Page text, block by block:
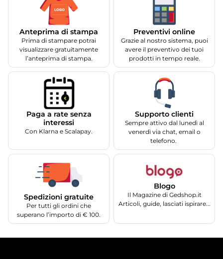
Anteprima di stampa
Prima di stampare potrai
visualizzare gratuitamente
l’anteprima di stampa.
Preventivi online
Grazie al nostro sistema, puoi
avere il preventivo dei tuoi
prodotti in tempo reale.
Paga a rate senza
interessi
Con Klarna e Scalapay.
Supporto clienti
Sempre attivo dal lunedì al
venerdì via chat, email o
telefono.
Spedizioni gratuite
Per tutti gli ordini che
superano l’importo di € 100.
Blogo
Il Magazine di Gedshop.it
Articoli, guide, lasciati ispirare...